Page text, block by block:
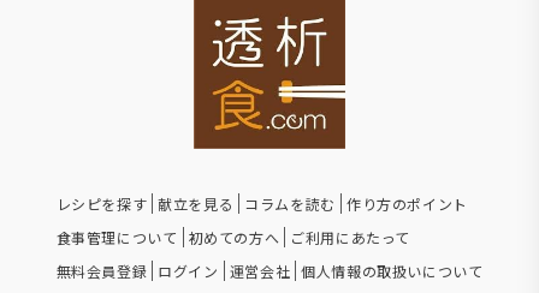
レシピを探す 献立を見る コラムを読む
作り方のポイント
食事管理について
初めての方へ
ご利用にあたって
無料会員登録 ログイン 運営会社 個人情報の取扱いについて